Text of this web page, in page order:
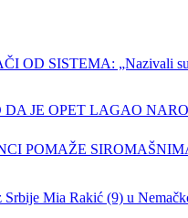
OD SISTEMA: „Nazivali
JE OPET LAGAO
POMAŽE
Srbije Mia Rakić (9) u